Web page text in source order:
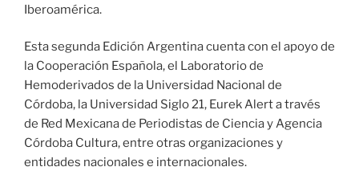
Iberoamérica.
Esta segunda Edición Argentina cuenta con el apoyo de
la Cooperación Española, el Laboratorio de
Hemoderivados de la Universidad Nacional de
Córdoba, la Universidad Siglo 21, Eurek Alert a través
de Red Mexicana de Periodistas de Ciencia y Agencia
Córdoba Cultura, entre otras organizaciones y
entidades nacionales e internacionales.